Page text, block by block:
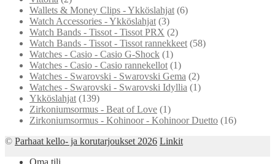
Wallets & Money Clips - Ykköslahjat (6)
Watch Accessories - Ykköslahjat (3)
Watch Bands - Tissot - Tissot PRX (2)
Watch Bands - Tissot - Tissot rannekkeet (58)
Watches - Casio - Casio G-Shock (1)
Watches - Casio - Casio rannekellot (1)
Watches - Swarovski - Swarovski Gema (2)
Watches - Swarovski - Swarovski Idyllia (1)
Ykköslahjat (139)
Zirkoniumsormus - Beat of Love (1)
Zirkoniumsormus - Kohinoor - Kohinoor Duetto (16)
© Parhaat kello- ja korutarjoukset 2026 Linkit
Oma tili